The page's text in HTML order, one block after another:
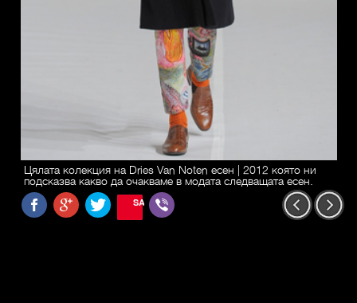
Цялата колекция на Dries Van Noten есен | 2012 която ни
подсказва какво да очакваме в модата следващата есен.
SAVE